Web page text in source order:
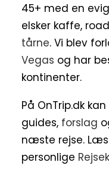
45+ med en
elsker kaffe,
tårne. Vi blev
Vegas og har
kontinenter.
På OnTrip.dk
guides, forslag
næste rejse.
personlige